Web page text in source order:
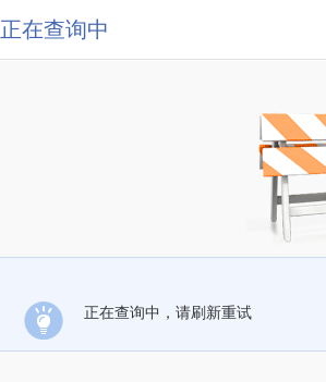
正在查询中
正在查询中，请刷新重试